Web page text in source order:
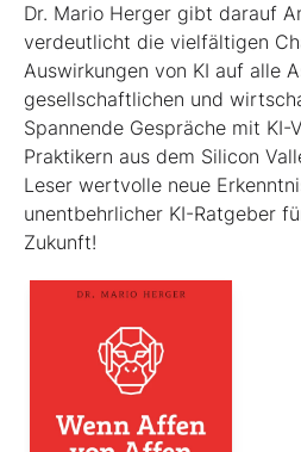
Dr. Mario Herger gibt darauf
verdeutlicht die viel­fältigen
Auswirkungen von KI auf alle
gesellschaftlichen und
Spannende Gespräche mit KI-
Praktikern aus dem Silicon
Leser wertvolle neue
unentbehrlicher KI-Ratgeber
Zukunft!